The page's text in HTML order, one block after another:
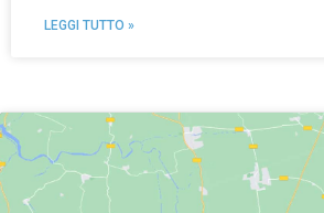
LEGGI TUTTO »